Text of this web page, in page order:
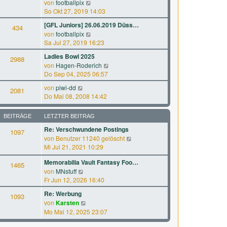
g
B
e
i
t
r
a
g
t
e
B
e
t
r
a
von footballpix
e
u
e
t
e
B
e
t
r
a
g
So Okt 27, 2019 14:03
434 [GFL Juniors] 26.06.2019 Düss…
von footballpix
e
u
e
s
t
r
B
e
i
t
r
a
g
Sa Jul 27, 2019 16:23
2988 Ladies Bowl 2025
von Hagen-Roderich
u
t
r
B
e
t
g
Do Sep 04, 2025 06:57
2081 von piwi-dd
e
u
e
s
t
e
r
B
e
t
g
Do Mai 08, 2008 14:42
BEITRÄGE LETZTER BEITRAG
1097 Re: Verschwundene Postings
von Benutzer 11240 gelöscht
u
e
e
i
Mi Jul 21, 2021 10:29
1465 Memorabilia Vault Fantasy Foo…
von MNstuff
e
u
s
t
e
Fr Jun 12, 2026 16:40
1093 Re: Werbung
von Karsten
e
u
Mo Mai 12, 2025 23:07